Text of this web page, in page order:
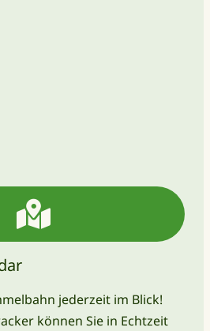
jederzeit im Blick!
können Sie in Echtzeit